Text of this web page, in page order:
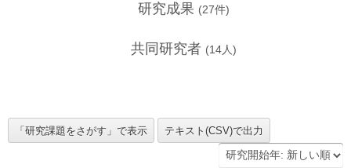
研究成果 (27件)
共同研究者 (14人)